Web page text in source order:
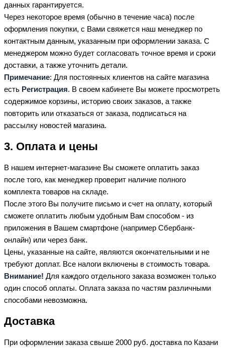
данных гарантируется.
Через некоторое время (обычно в течение часа) после
оформления покупки, с Вами свяжется наш менеджер по
контактным данным, указанным при оформлении заказа. С
менеджером можно будет согласовать точное время и сроки
доставки, а также уточнить детали.
Примечание: Для постоянных клиентов на сайте магазина
есть Регистрация. В своем кабинете Вы можете просмотреть
содержимое корзины, историю своих заказов, а также
повторить или отказаться от заказа, подписаться на
рассылку новостей магазина.
3. Оплата и цены
В нашем интернет-магазине Вы сможете оплатить заказ
после того, как менеджер проверит наличие полного
комплекта товаров на складе.
После этого Вы получите письмо и счет на оплату, который
сможете оплатить любым удобным Вам способом - из
приложения в Вашем смартфоне (например Сбербанк-
онлайн) или через банк.
Цены, указанные на сайте, являются окончательными и не
требуют доплат. Все налоги включены в стоимость товара.
Внимание! Для каждого отдельного заказа возможен только
один способ оплаты. Оплата заказа по частям различными
способами невозможна.
Доставка
При оформлении заказа свыше 2000 руб. доставка по Казани